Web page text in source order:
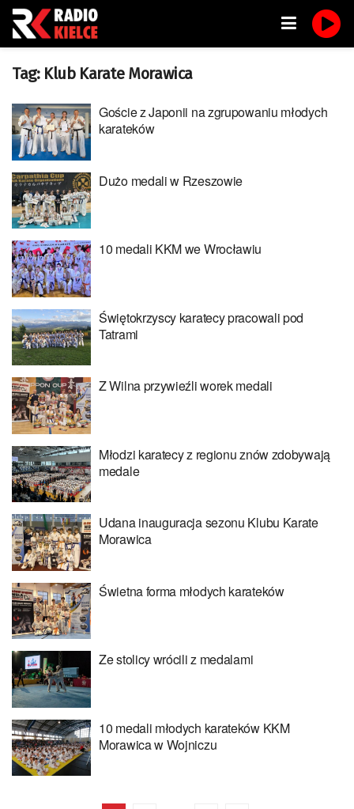
Tag: Klub Karate Morawica
Goście z Japonii na zgrupowaniu młodych
karateków
Dużo medali w Rzeszowie
10 medali KKM we Wrocławiu
Świętokrzyscy karatecy pracowali pod
Tatrami
Z Wilna przywieźli worek medali
Młodzi karatecy z regionu znów zdobywają
medale
Udana inauguracja sezonu Klubu Karate
Morawica
Świetna forma młodych karateków
Ze stolicy wrócili z medalami
10 medali młodych karateków KKM
Morawica w Wojniczu